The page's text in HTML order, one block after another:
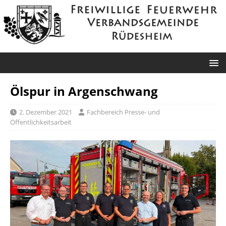
Ölspur in Argenschwang
2. Dezember 2021
Fachbereich Presse- und
Öffentlichkeitsarbeit